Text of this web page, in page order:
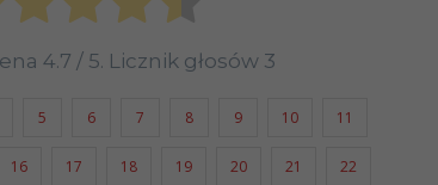
4.7 / 5. Licznik głosów 3
5 6 7 8 9 10 11
16 17 18 19 20 21 22